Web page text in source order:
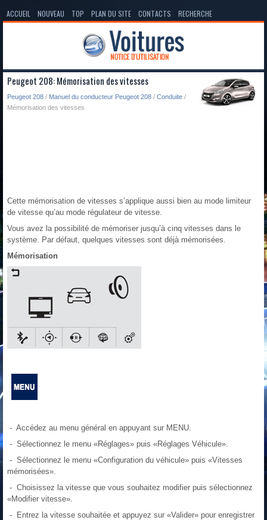
ACCUEIL NOUVEAU TOP PLAN DU SITE CONTACTS RECHERCHE
Peugeot 208: Mémorisation des vitesses
Peugeot 208 / Manuel du conducteur Peugeot 208 / Conduite /
Mémorisation des vitesses
Cette mémorisation de vitesses s’applique aussi bien au mode limiteur
de vitesse qu’au mode régulateur de vitesse.
Vous avez la possibilité de mémoriser jusqu’à cinq vitesses dans le
système. Par défaut, quelques vitesses sont déjà mémorisées.
Mémorisation
- Accédez au menu général en appuyant sur MENU.
- Sélectionnez le menu «Réglages» puis «Réglages Véhicule».
- Sélectionnez le menu «Configuration du véhicule» puis «Vitesses
mémorisées».
- Choisissez la vitesse que vous souhaitez modifier puis sélectionnez
«Modifier vitesse».
- Entrez la vitesse souhaitée et appuyez sur «Valider» pour enregistrer